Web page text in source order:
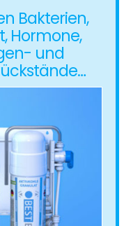
Bakterien,
Hormone,
und